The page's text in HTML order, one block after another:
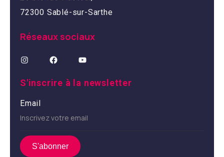
72300 Sablé-sur-Sarthe
Réseaux sociaux
S'inscrire à la newsletter
Email